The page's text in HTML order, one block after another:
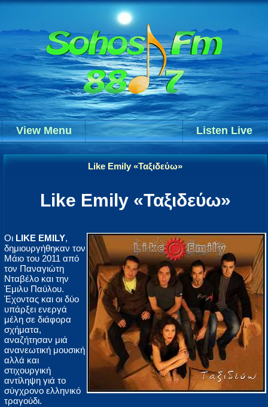
Listen Live
View Menu
Like Emily «Ταξιδεύω»
Like Emily «Ταξιδεύω»
Οι LIKE EMILY,
δημιουργήθηκαν τον
Μάιο του 2011 από
τον Παναγιώτη
Νταβέλο και την
Έμιλυ Παύλου.
Έχοντας και οι δύο
υπάρξει ενεργά
μέλη σε διάφορα
σχήματα,
αναζήτησαν μιά
ανανεωτική μουσική
αλλά και
στιχουργική
αντίληψη γιά το
σύγχρονο ελληνικό
τραγούδι.